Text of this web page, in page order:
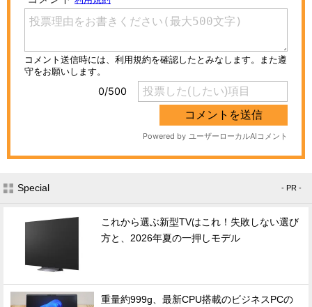
Special - PR -
これから選ぶ新型TVはこれ！失敗しない選び
方と、2026年夏の一押しモデル
重量約999g、最新CPU搭載のビジネスPCの